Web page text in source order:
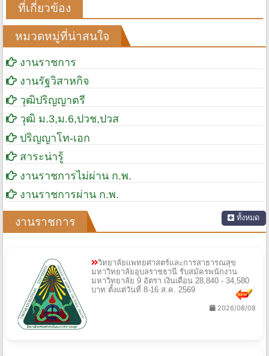
ที่เกี่ยวข้อง
หมวดหมู่ที่น่าสนใจ
งานราชการ
งานรัฐวิสาหกิจ
วุฒิปริญญาตรี
วุฒิ ม.3,ม.6,ปวช,ปวส
ปริญญาโท-เอก
สาระน่ารู้
งานราชการไม่ผ่าน ก.พ.
งานราชการผ่าน ก.พ.
งานราชการ ทั้งหมด
วิทยาลัยแพทยศาสตร์และการสาธารณสุข
มหาวิทยาลัยอุบลราชธานี รับสมัครพนักงาน
มหาวิทยาลัย 9 อัตรา เงินเดือน 28,840 - 34,580
บาท ตั้งแต่วันที่ 8-16 ส.ค. 2569
2026/08/08